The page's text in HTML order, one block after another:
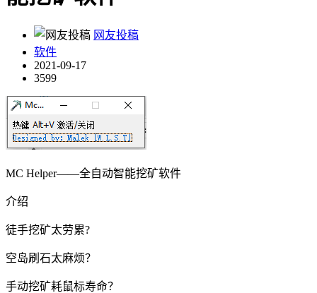
网友投稿
软件
2021-09-17
3599
MC Helper——全自动智能挖矿软件
介绍
徒手挖矿太劳累?
空岛刷石太麻烦？
手动挖矿耗鼠标寿命？